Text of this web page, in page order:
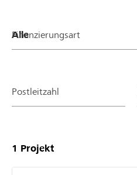
Finanzierungsart
Postleitzahl
1 Projekt